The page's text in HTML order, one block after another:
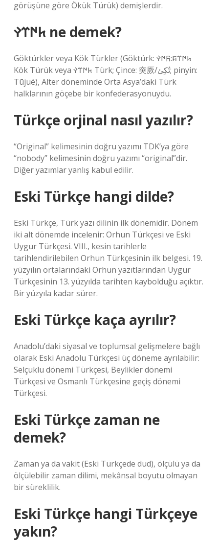
görüşüne göre Ökük Türük) demişlerdir.
𐱅𐰇𐰼𐰛 ne demek?
Göktürkler veya Kök Türkler (Göktürk: 𐱅𐰇𐰼𐰰:𐰜𐰇𐰛
Kök Türük veya 𐱅𐰇𐰼𐰛 Türk; Çince: 突厥/تُكِئ; pinyin:
Tūjué), Alter döneminde Orta Asya’daki Türk
halklarının göçebe bir konfederasyonuydu.
Türkçe orjinal nasıl yazılır?
“Original” kelimesinin doğru yazımı TDK’ya göre
“nobody” kelimesinin doğru yazımı “original”dir.
Diğer yazımlar yanlış kabul edilir.
Eski Türkçe hangi dilde?
Eski Türkçe, Türk yazı dilinin ilk dönemidir. Dönem
iki alt dönemde incelenir: Orhun Türkçesi ve Eski
Uygur Türkçesi. VIII., kesin tarihlerle
tarihlendirilebilen Orhun Türkçesinin ilk belgesi. 19.
yüzyılın ortalarındaki Orhun yazıtlarından Uygur
Türkçesinin 13. yüzyılda tarihten kaybolduğu açıktır.
Bir yüzyıla kadar sürer.
Eski Türkçe kaça ayrılır?
Anadolu’daki siyasal ve toplumsal gelişmelere bağlı
olarak Eski Anadolu Türkçesi üç döneme ayrılabilir:
Selçuklu dönemi Türkçesi, Beylikler dönemi
Türkçesi ve Osmanlı Türkçesine geçiş dönemi
Türkçesi.
Eski Türkçe zaman ne
demek?
Zaman ya da vakit (Eski Türkçede dud), ölçülü ya da
ölçülebilir zaman dilimi, mekânsal boyutu olmayan
bir süreklilik.
Eski Türkçe hangi Türkçeye
yakın?